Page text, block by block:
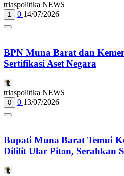
triaspolitika NEWS
1 0 14/07/2026
BPN Muna Barat dan
Sertifikasi Aset Negara
triaspolitika NEWS
0 0 13/07/2026
Bupati Muna Barat Temui
Dililit Ular Piton, Serahkan